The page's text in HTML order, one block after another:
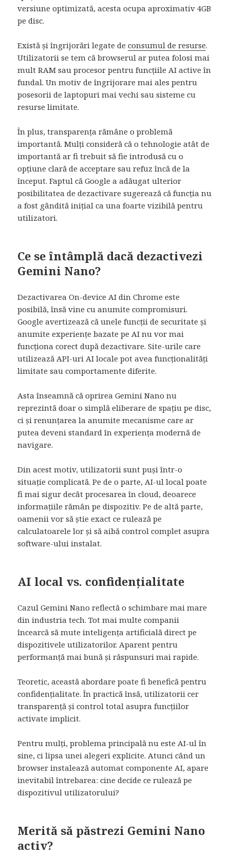
versiune optimizată, acesta ocupa aproximativ 4GB
pe disc.
Există și îngrijorări legate deconsumul de resurse.
Utilizatorii se tem că browserul ar putea folosi mai
mult RAM sau procesor pentru funcțiile AI active în
fundal. Un motiv de îngrijorare mai ales pentru
posesorii de laptopuri mai vechi sau sisteme cu
resurse limitate.
În plus, transparența rămâne o problemă
importantă. Mulți consideră că o tehnologie atât de
importantă ar fi trebuit să fie introdusă cu o
opțiune clară de acceptare sau refuz încă de la
început. Faptul că Google a adăugat ulterior
posibilitatea de dezactivare sugerează că funcția nu
a fost gândită inițial ca una foarte vizibilă pentru
utilizatori.
Ce se întâmplă dacă dezactivezi
Gemini Nano?
Dezactivarea On-device AI din Chrome este
posibilă, însă vine cu anumite compromisuri.
Google avertizează că unele funcții de securitate și
anumite experiențe bazate pe AI nu vor mai
funcționa corect după dezactivare. Site-urile care
utilizează API-uri AI locale pot avea funcționalități
limitate sau comportamente diferite.
Asta înseamnă că oprirea Gemini Nano nu
reprezintă doar o simplă eliberare de spațiu pe disc,
ci și renunțarea la anumite mecanisme care ar
putea deveni standard în experiența modernă de
navigare.
Din acest motiv, utilizatorii sunt puși într-o
situație complicată. Pe de o parte, AI-ul local poate
fi mai sigur decât procesarea în cloud, deoarece
informațiile rămân pe dispozitiv. Pe de altă parte,
oamenii vor să știe exact ce rulează pe
calculatoarele lor și să aibă control complet asupra
software-ului instalat.
AI local vs. confidențialitate
Cazul Gemini Nano reflectă o schimbare mai mare
din industria tech. Tot mai multe companii
încearcă să mute inteligența artificială direct pe
dispozitivele utilizatorilor. Aparent pentru
performanță mai bună și răspunsuri mai rapide.
Teoretic, această abordare poate fi benefică pentru
confidențialitate. În practică însă, utilizatorii cer
transparență și control total asupra funcțiilor
activate implicit.
Pentru mulți, problema principală nu este AI-ul în
sine, ci lipsa unei alegeri explicite. Atunci când un
browser instalează automat componente AI, apare
inevitabil întrebarea: cine decide ce rulează pe
dispozitivul utilizatorului?
Merită să păstrezi Gemini Nano
activ?